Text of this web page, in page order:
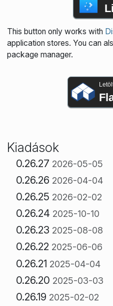
This button only works with
application stores. You can
package manager.
Kiadások
0.26.27 2026-05-05
0.26.26 2026-04-04
0.26.25 2026-02-02
0.26.24 2025-10-10
0.26.23 2025-08-08
0.26.22 2025-06-06
0.26.21 2025-04-04
0.26.20 2025-03-03
0.26.19 2025-02-02